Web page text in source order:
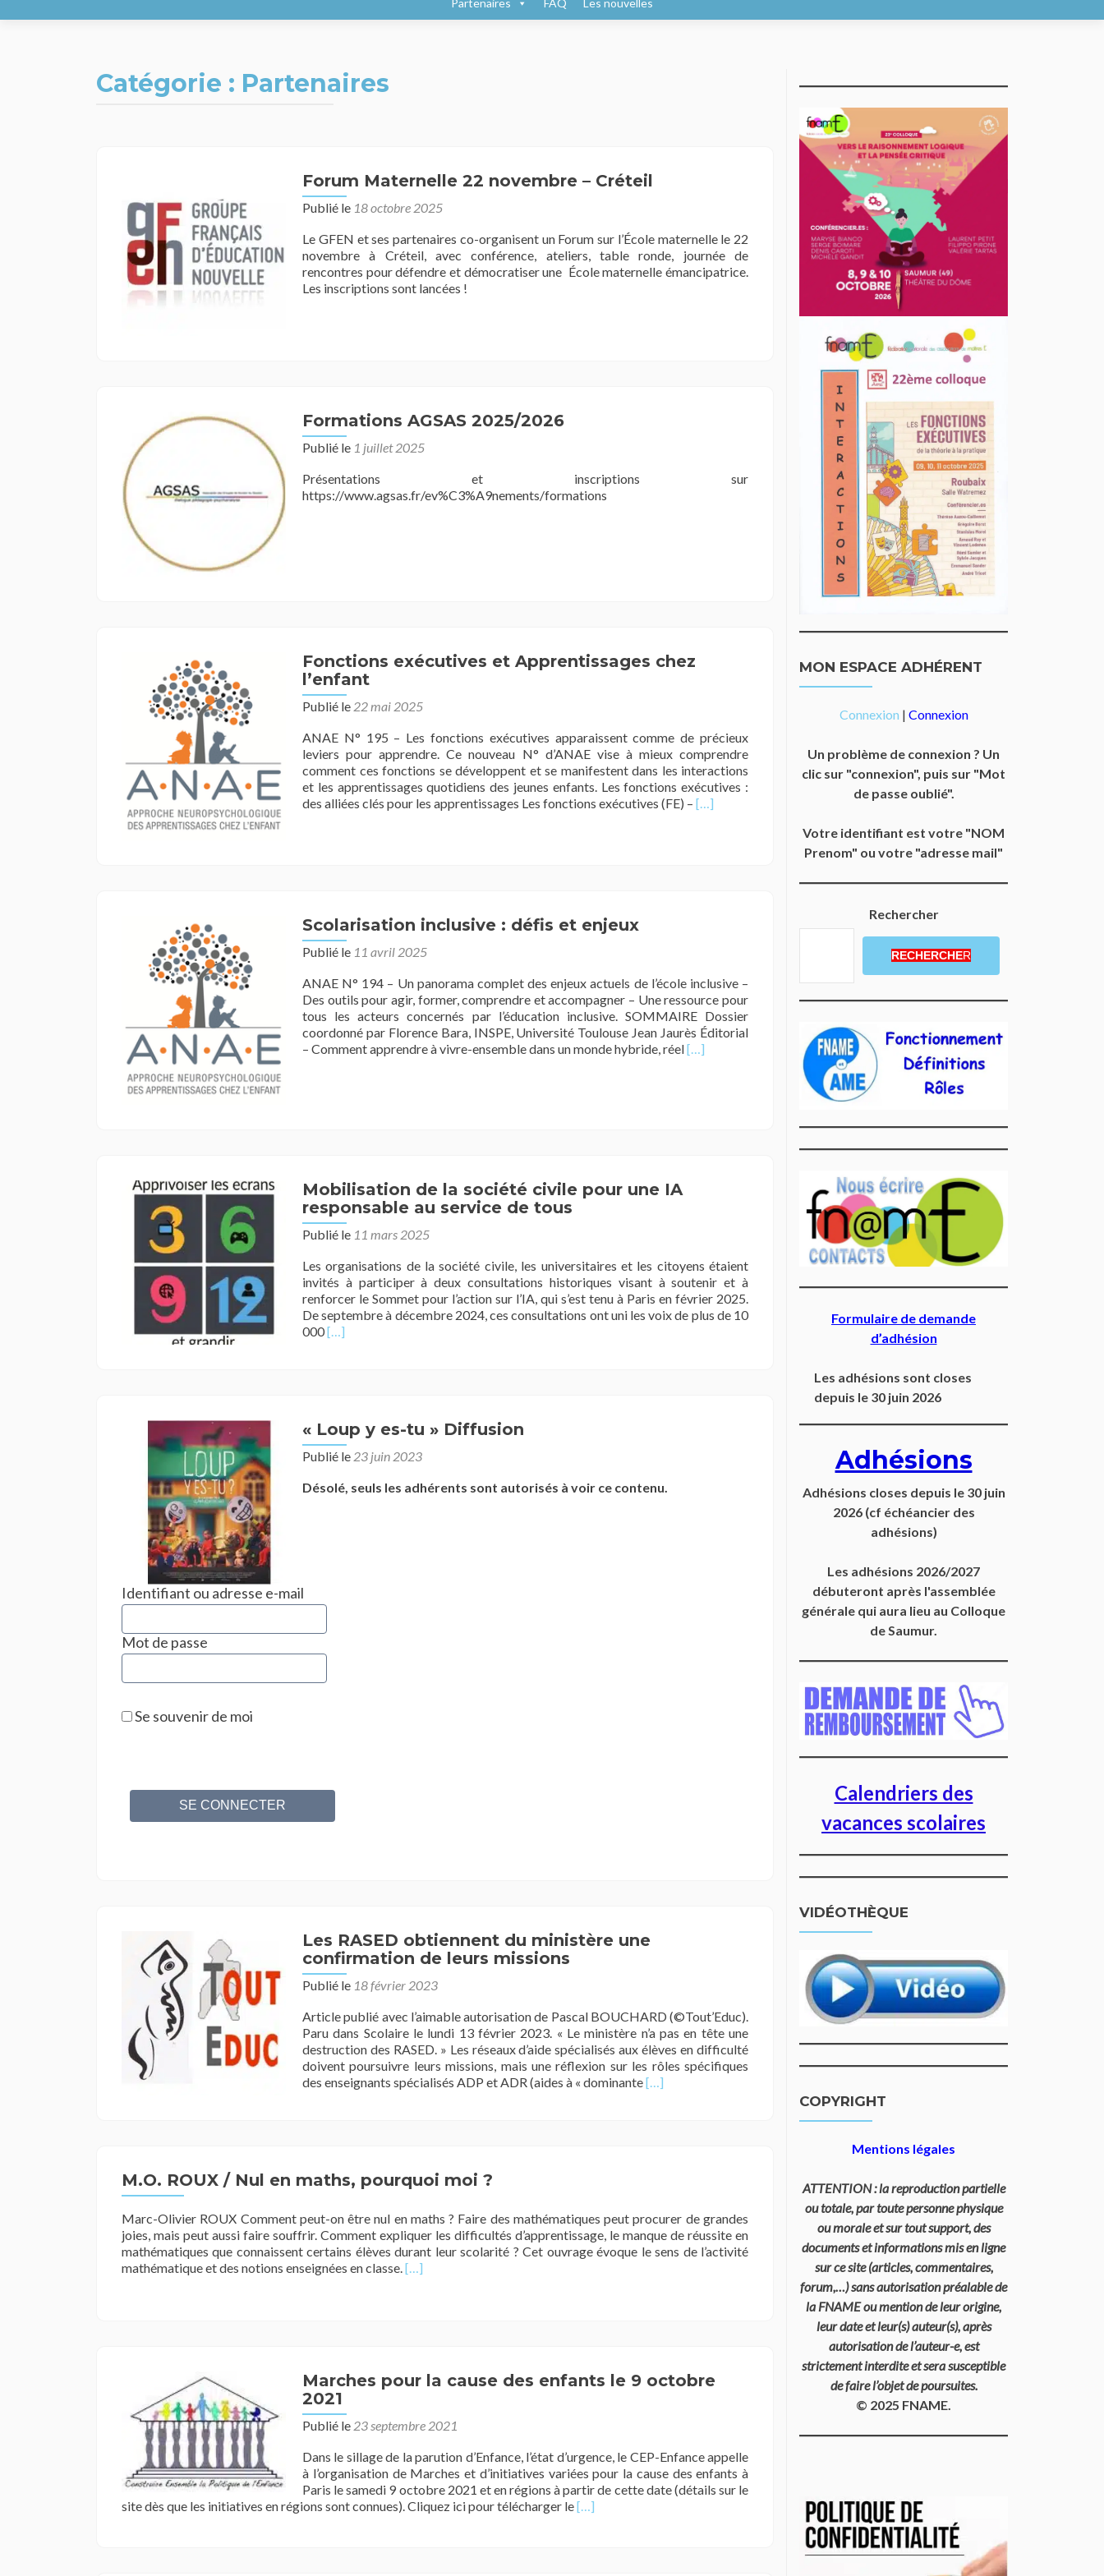
Partenaires FAQ Les nouvelles
Catégorie : Partenaires
Forum Maternelle 22 novembre – Créteil
Publié le 18 octobre 2025
Le GFEN et ses partenaires co-organisent un Forum sur l’École maternelle le 22
novembre à Créteil, avec conférence, ateliers, table ronde, journée de
rencontres pour défendre et démocratiser une École maternelle émancipatrice.
Les inscriptions sont lancées !
Formations AGSAS 2025/2026
Publié le 1 juillet 2025
Présentations et inscriptions sur
https://www.agsas.fr/ev%C3%A9nements/formations
Fonctions exécutives et Apprentissages chez
l’enfant
Publié le 22 mai 2025
ANAE N° 195 – Les fonctions exécutives apparaissent comme de précieux
leviers pour apprendre. Ce nouveau N° d’ANAE vise à mieux comprendre
comment ces fonctions se développent et se manifestent dans les interactions
et les apprentissages quotidiens des jeunes enfants. Les fonctions exécutives :
des alliées clés pour les apprentissages Les fonctions exécutives (FE) – En
[…]
Scolarisation inclusive : défis et enjeux
Publié le 11 avril 2025
ANAE N° 194 – Un panorama complet des enjeux actuels de l’école inclusive –
Des outils pour agir, former, comprendre et accompagner – Une ressource pour
tous les acteurs concernés par l’éducation inclusive. SOMMAIRE Dossier
coordonné par Florence Bara, INSPE, Université Toulouse Jean Jaurès Éditorial
– Comment apprendre à vivre-ensemble dans un monde hybride, réelEn
[…]
Mobilisation de la société civile pour une IA
responsable au service de tous
Publié le 11 mars 2025
Les organisations de la société civile, les universitaires et les citoyens étaient
invités à participer à deux consultations historiques visant à soutenir et à
renforcer le Sommet pour l’action sur l’IA, qui s’est tenu à Paris en février 2025.
De septembre à décembre 2024, ces consultations ont uni les voix de plus de 10
000En
société
civile
pour
IA
[…]
« Loup y es-tu » Diffusion
Publié le 23 juin 2023
Désolé, seuls les adhérents sont autorisés à voir ce contenu.
Identifiant ou adresse e-mail
Mot de passe
Se souvenir de moi
Les RASED obtiennent du ministère une
confirmation de leurs missions
Publié le 18 février 2023
Article publié avec l’aimable autorisation de Pascal BOUCHARD (©Tout’Educ).
Paru dans Scolaire le lundi 13 février 2023. « Le ministère n’a pas en tête une
destruction des RASED. » Les réseaux d’aide spécialisés aux élèves en difficulté
doivent poursuivre leurs missions, mais une réflexion sur les rôles spécifiques
des enseignants spécialisés ADP et ADR (aides à « dominanteEn
confirmation
de
leurs
[…]
M.O. ROUX / Nul en maths, pourquoi moi ?
Marc-Olivier ROUX Comment peut-on être nul en maths ? Faire des mathématiques peut procurer de grandes
joies, mais peut aussi faire souffrir. Comment expliquer les difficultés d’apprentissage, le manque de réussite en
mathématiques que connaissent certains élèves durant leur scolarité ? Cet ouvrage évoque le sens de l’activité
mathématique et des notions enseignées en classe. En
en
moi
[…]
Marches pour la cause des enfants le 9 octobre
2021
Publié le 23 septembre 2021
Dans le sillage de la parution d’Enfance, l’état d’urgence, le CEP-Enfance appelle
à l’organisation de Marches et d’initiatives variées pour la cause des enfants à
Paris le samedi 9 octobre 2021 et en régions à partir de cette date (détails sur le
site dès que les initiatives en régions sont connues). Cliquez ici pour télécharger leEn
[…]
articles
MON ESPACE ADHÉRENT
Connexion | Connexion
Un problème de connexion ? Un
clic sur "connexion", puis sur "Mot
de passe oublié".
Votre identifiant est votre "NOM
Prenom" ou votre "adresse mail"
Rechercher
RECHERCHER
Formulaire de demande
d’adhésion
Les adhésions sont closes
depuis le 30 juin 2026
Adhésions
Adhésions closes depuis le 30 juin
2026 (cf échéancier des
adhésions)
Les adhésions 2026/2027
débuteront après l'assemblée
générale qui aura lieu au Colloque
de Saumur.
Calendriers des
vacances scolaires
VIDÉOTHÈQUE
COPYRIGHT
Mentions légales
ATTENTION : la reproduction partielle
ou totale, par toute personne physique
ou morale et sur tout support, des
documents et informations mis en ligne
sur ce site (articles, commentaires,
forum,…) sans autorisation préalable de
la FNAME ou mention de leur origine,
leur date et leur(s) auteur(s), après
autorisation de l’auteur-e, est
strictement interdite et sera susceptible
de faire l’objet de poursuites.
© 2025 FNAME.